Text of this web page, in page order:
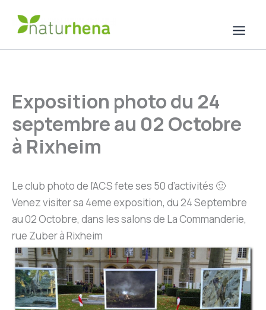
Exposition photo du 24
septembre au 02 Octobre
à Rixheim
Le club photo de l’ACS fete ses 50 d’activités 🙂
Venez visiter sa 4eme exposition, du 24 Septembre
au 02 Octobre, dans les salons de La Commanderie,
rue Zuber à Rixheim